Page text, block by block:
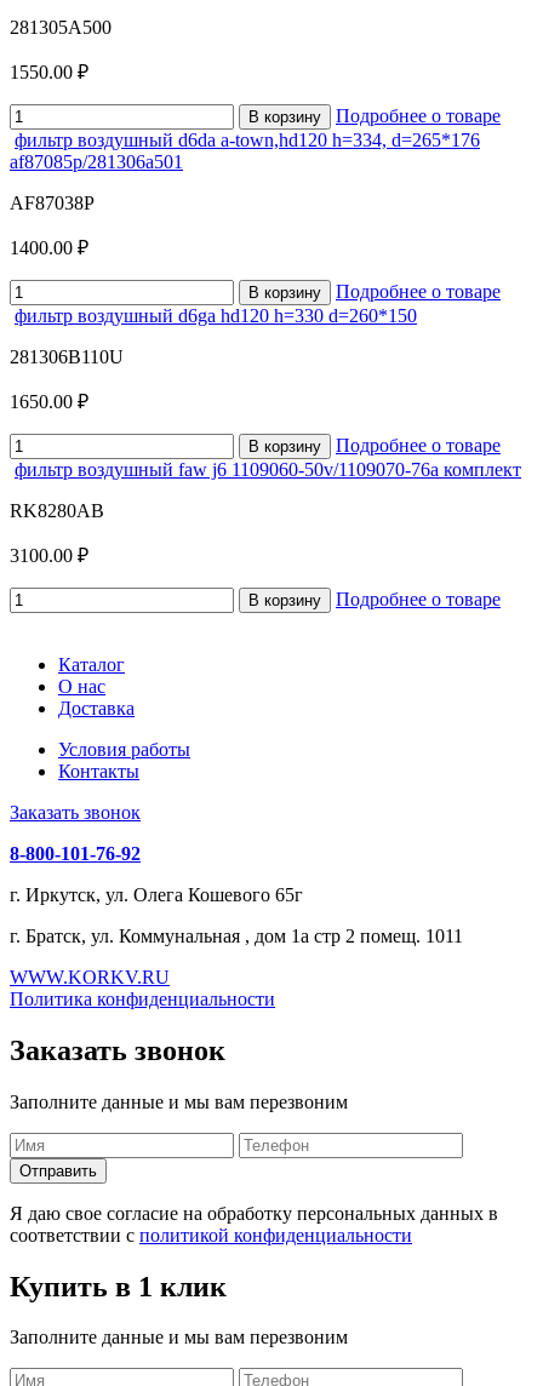
281305A500
1550.00 ₽
В корзину
Подробнее о товаре
фильтр воздушный d6da a-town,hd120 h=334, d=265*176
af87085p/281306a501
AF87038P
1400.00 ₽
В корзину
Подробнее о товаре
фильтр воздушный d6ga hd120 h=330 d=260*150
281306B110U
1650.00 ₽
В корзину
Подробнее о товаре
фильтр воздушный faw j6 1109060-50v/1109070-76a комплект
RK8280AB
3100.00 ₽
В корзину Подробнее о товаре
Каталог
О нас
Доставка
Условия работы
Контакты
Заказать звонок
8-800-101-76-92
г. Иркутск, ул. Олега Кошевого 65г
г. Братск, ул. Коммунальная , дом 1а стр 2 помещ. 1011
WWW.KORKV.RU
Политика конфиденциальности
Заказать звонок
Заполните данные и мы вам перезвоним
Я даю свое согласие на обработку персональных данных в
соответствии с политикой конфиденциальности
Купить в 1 клик
Заполните данные и мы вам перезвоним